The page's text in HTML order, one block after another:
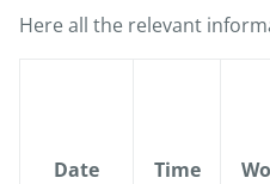
Here all the relevant
Date Time